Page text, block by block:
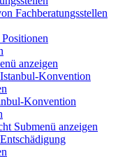
Fachberatungsstellen
anzeigen
Konvention
Konvention
Submenü anzeigen